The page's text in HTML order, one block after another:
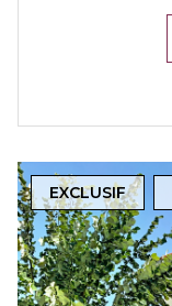
EXCLUSIF